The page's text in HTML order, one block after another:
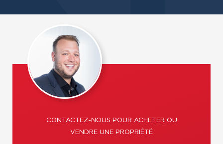
CONTACTEZ-NOUS POUR ACHETER OU
VENDRE UNE PROPRIÉTÉ